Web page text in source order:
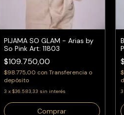
PIJAMA SO GLAM - Arias by
So Pink Art: 11803
$109.750,00
$98.775,00 con Transferencia o
depósito
3 x $36.583,33 sin interés
Comprar
3